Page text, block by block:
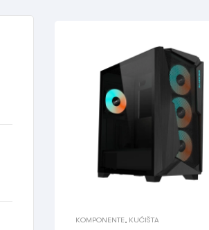
KOMPONENTE KUĆIŠTA